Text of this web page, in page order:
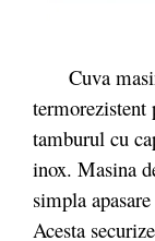
Cuva
termorezistent
tamburul cu
inox. Masina
simpla
Acesta